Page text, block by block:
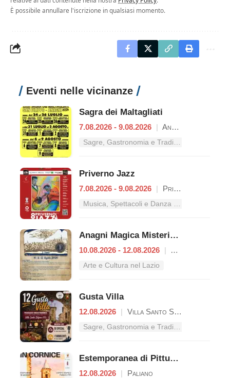
È possibile annullare l'iscrizione in qualsiasi momento.
Eventi nelle vicinanze
Sagra dei Maltagliati
7.08.2026 - 9.08.2026 | Anagni
Priverno Jazz
7.08.2026 - 9.08.2026 | Priverno
Anagni Magica Misteriosa
10.08.2026 - 12.08.2026 |
Arte e Cultura nel Lazio
Gusta Villa
12.08.2026 | Villa Santo Stefano
Estemporanea di Pittura – Premio "Giacomo Lisia"
12.08.2026 | Paliano